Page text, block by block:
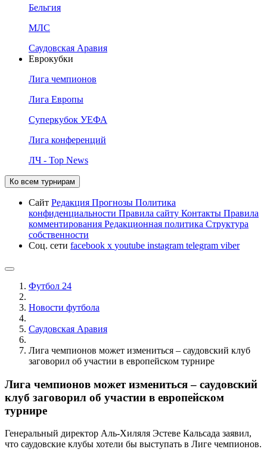
Бельгия
МЛС
Саудовская Аравия
Еврокубки
Лига чемпионов
Лига Европы
Суперкубок УЕФА
Лига конференций
ЛЧ - Top News
Ко всем турнирам
Сайт Редакция Прогнозы Политика
конфиденциальности Правила сайту Контакты Правила
комментирования Редакционная политика Структура
собственности
Соц. сети facebook x youtube instagram telegram viber
Футбол 24
Новости футбола
Саудовская Аравия
Лига чемпионов может измениться – саудовский клуб
заговорил об участии в европейском турнире
Лига чемпионов может измениться – саудовский
клуб заговорил об участии в европейском
турнире
Генеральный директор Аль-Хиляля Эстеве Кальсада заявил,
что саудовские клубы хотели бы выступать в Лиге чемпионов.